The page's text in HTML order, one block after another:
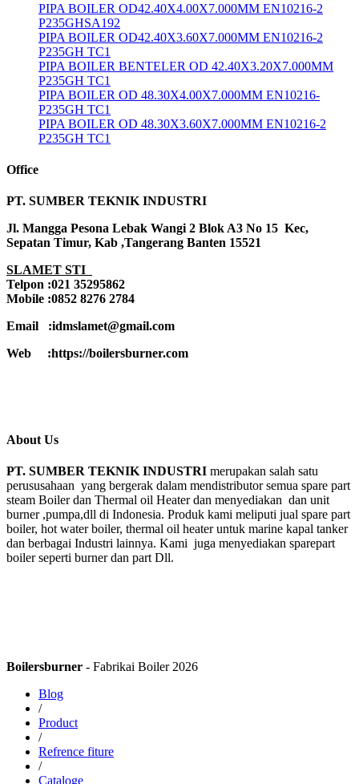
PIPA BOILER OD42.40X4.00X7.000MM EN10216-2
P235GHSA192
PIPA BOILER OD42.40X3.60X7.000MM EN10216-2
P235GH TC1
PIPA BOILER BENTELER OD 42.40X3.20X7.000MM
P235GH TC1
PIPA BOILER OD 48.30X4.00X7.000MM EN10216-
P235GH TC1
PIPA BOILER OD 48.30X3.60X7.000MM EN10216-2
P235GH TC1
Office
PT. SUMBER TEKNIK INDUSTRI
Jl. Mangga Pesona Lebak Wangi 2 Blok A3 No 15 Kec,
Sepatan Timur, Kab ,Tangerang Banten 15521
SLAMET STI
Telpon :021 35295862
Mobile :0852 8276 2784
Email :idmslamet@gmail.com
Web :https://boilersburner.com
About Us
PT. SUMBER TEKNIK INDUSTRI merupakan salah satu
perususahaan yang bergerak dalam mendistributor semua spare part
steam Boiler dan Thermal oil Heater dan menyediakan dan unit
burner ,pumpa,dll di Indonesia. Produk kami meliputi jual spare part
boiler, hot water boiler, thermal oil heater untuk marine kapal tanker
dan berbagai Industri lainnya. Kami juga menyediakan sparepart
boiler seperti burner dan part Dll.
Boilersburner - Fabrikai Boiler 2026
Blog
/
Product
/
Refrence fiture
/
Cataloge